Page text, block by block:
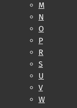
M
N
O
P
R
S
U
V
W